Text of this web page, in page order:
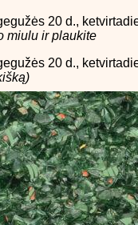
20 d.,
miulu ir plaukite
20 d.,